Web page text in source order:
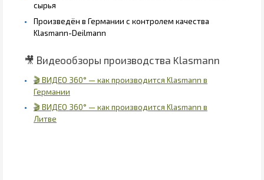
сырья
Произведён в Германии с контролем качества
Klasmann-Deilmann
🎥 Видеообзоры производства Klasmann
🎬 ВИДЕО 360° — как производится Klasmann в
Германии
🎬 ВИДЕО 360° — как производится Klasmann в
Литве